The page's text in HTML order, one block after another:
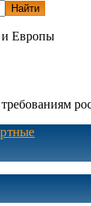
Найти
и Европы
требованиям